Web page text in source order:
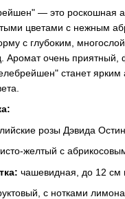
— это роскошная
цветами с нежным
с глубоким,
Аромат очень приятный,
станет
розы Дэвида
желтый с
чашевидная, до 12 см
с нотками